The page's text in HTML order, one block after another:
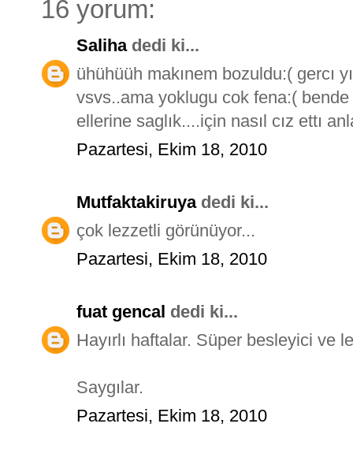
16 yorum:
Salihadedi ki...
ühühüüh makınem bozuldu:( gercı
vsvs..ama yoklugu cok fena:( bende
ellerine saglık....için nasıl cız ettı
Pazartesi, Ekim 18, 2010
Mutfaktakiruyadedi ki...
çok lezzetli görünüyor...
Pazartesi, Ekim 18, 2010
fuat gencal dedi ki...
Hayırlı haftalar. Süper besleyici ve
Saygılar.
Pazartesi, Ekim 18, 2010